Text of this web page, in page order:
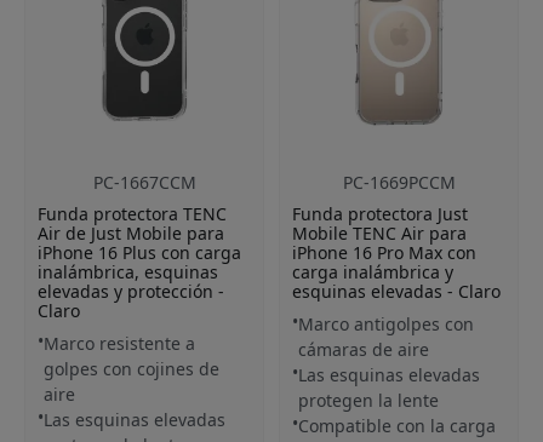
PC-1667CCM
Funda protectora TENC
Air de Just Mobile para
iPhone 16 Plus con carga
inalámbrica, esquinas
elevadas y protección -
Claro
Marco resistente a
golpes con cojines de
aire
Las esquinas elevadas
PC-1669PCCM
Funda protectora Just
Mobile TENC Air para
iPhone 16 Pro Max con
carga inalámbrica y
esquinas elevadas - Claro
Marco antigolpes con
cámaras de aire
Las esquinas elevadas
protegen la lente
Compatible con la carga